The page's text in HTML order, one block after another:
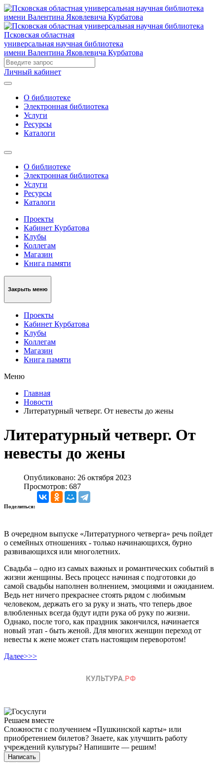
Псковская областная
универсальная научная библиотека
имени Валентина Яковлевича Курбатова
Личный кабинет
О библиотеке
Электронная библиотека
Услуги
Ресурсы
Каталоги
О библиотеке
Электронная библиотека
Услуги
Ресурсы
Каталоги
Проекты
Кабинет Курбатова
Клубы
Коллегам
Магазин
Книга памяти
Закрыть меню
Проекты
Кабинет Курбатова
Клубы
Коллегам
Магазин
Книга памяти
Меню
Главная
Новости
Литературный четверг. От невесты до жены
Литературный четверг. От
невесты до жены
Опубликовано: 26 октября 2023
Просмотров: 687
Поделиться:
В очередном выпуске «Литературного четверга» речь пойдет
о семейных отношениях - только начинающихся, бурно
развивающихся или многолетних.
Свадьба – одно из самых важных и романтических событий в
жизни женщины. Весь процесс начиная с подготовки до
самой свадьбы наполнен волнением, эмоциями и ожиданием.
Ведь нет ничего прекраснее стоять рядом с любимым
человеком, держать его за руку и знать, что теперь двое
влюбленных всегда будут идти рука об руку по жизни.
Однако, после того, как праздник закончился, начинается
новый этап - быть женой. Для многих женщин переход от
невесты к жене может стать настоящим переворотом!
Далее>>>
Решаем вместе
Сложности с получением «Пушкинской карты» или
приобретением билетов? Знаете, как улучшить работу
учреждений культуры? Напишите — решим!
Написать